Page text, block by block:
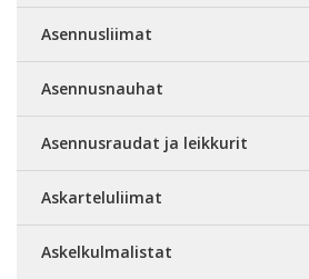
Asennusliimat
Asennusnauhat
Asennusraudat ja leikkurit
Askarteluliimat
Askelkulmalistat